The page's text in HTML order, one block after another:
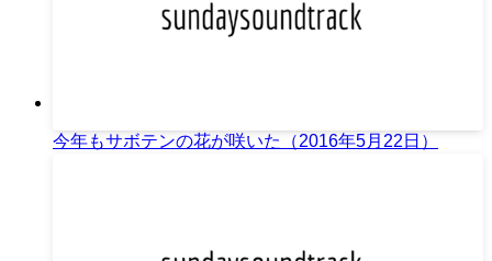
今年もサボテンの花が咲いた（2016年5月22日）